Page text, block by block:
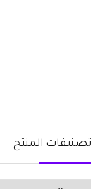
تصنيفات المنتج